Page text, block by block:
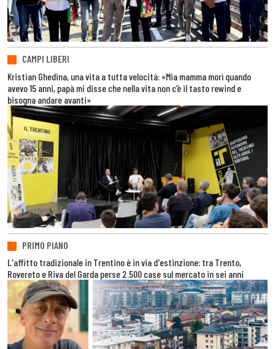
CAMPI LIBERI
Kristian Ghedina, una vita a tutta velocità: «Mia mamma morì quando
avevo 15 anni, papà mi disse che nella vita non c’è il tasto rewind e
bisogna andare avanti»
PRIMO PIANO
L'affitto tradizionale in Trentino è in via d'estinzione: tra Trento,
Rovereto e Riva del Garda perse 2.500 case sul mercato in sei anni